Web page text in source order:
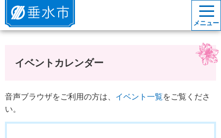
垂水市
メニュー
イベントカレンダー
音声ブラウザをご利用の方は、 イベント一覧をご覧くださ
い。